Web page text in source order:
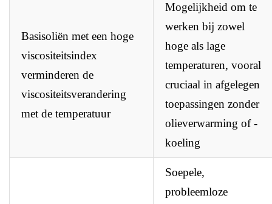
Basisoliën met een hoge
viscositeitsindex
verminderen de
viscositeitsverandering
met de temperatuur
Mogelijkheid om te
werken bij zowel
hoge als lage
temperaturen, vooral
cruciaal in afgelegen
toepassingen zonder
olieverwarming of -
koeling
Soepele,
probleemloze